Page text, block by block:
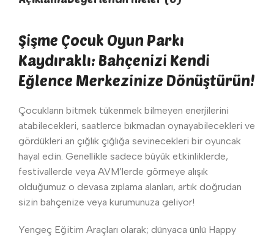
Şişme Çocuk Oyun Parkı
Kaydıraklı: Bahçenizi Kendi
Eğlence Merkezinize Dönüştürün!
Çocukların bitmek tükenmek bilmeyen enerjilerini
atabilecekleri, saatlerce bıkmadan oynayabilecekleri ve
gördükleri an çığlık çığlığa sevinecekleri bir oyuncak
hayal edin. Genellikle sadece büyük etkinliklerde,
festivallerde veya AVM’lerde görmeye alışık
olduğumuz o devasa zıplama alanları, artık doğrudan
sizin bahçenize veya kurumunuza geliyor!
Yengeç Eğitim Araçları olarak; dünyaca ünlü Happy